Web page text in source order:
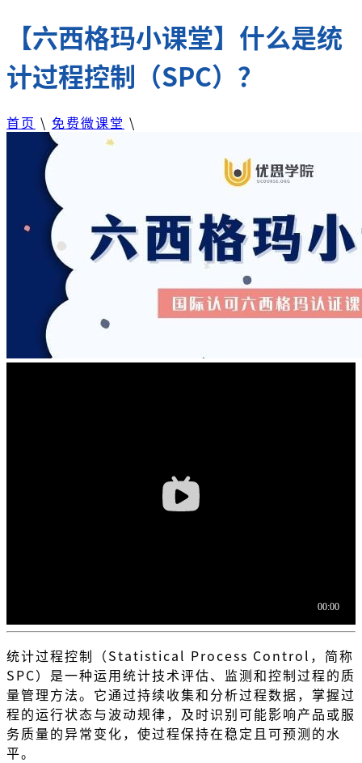
【六西格玛小课堂】什么是统
计过程控制（SPC）？
首页 \ 免费微课堂 \
统计过程控制（Statistical Process Control，简称
SPC）是一种运用统计技术评估、监测和控制过程的质
量管理方法。它通过持续收集和分析过程数据，掌握过
程的运行状态与波动规律，及时识别可能影响产品或服
务质量的异常变化，使过程保持在稳定且可预测的水
平。